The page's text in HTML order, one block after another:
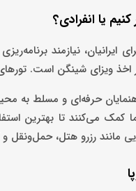
یا انفرادی؟
ایرانیان، نیازمند
ویزای شینگن است.
حرفه‌ای و مسلط به
کمک می‌کنند تا بهترین
مانند رزرو هتل، حمل‌ونقل